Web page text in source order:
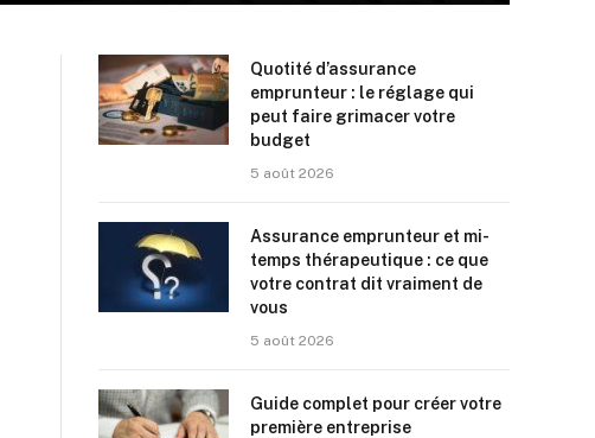
Quotité d’assurance
emprunteur : le réglage qui
peut faire grimacer votre
budget
5 août 2026
Assurance emprunteur et mi-
temps thérapeutique : ce que
votre contrat dit vraiment de
vous
5 août 2026
Guide complet pour créer votre
première entreprise